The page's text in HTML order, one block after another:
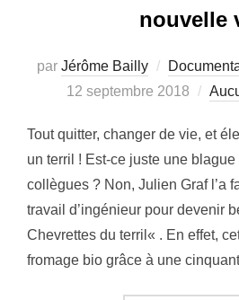
nouvelle
par Jérôme Bailly
12 septembre 2018
Tout quitter, changer de vie, et
un terril ! Est-ce juste une
collègues ? Non, Julien Graf l’a
travail d’ingénieur pour devenir
Chevrettes du terril« . En effet,
fromage bio grâce à une